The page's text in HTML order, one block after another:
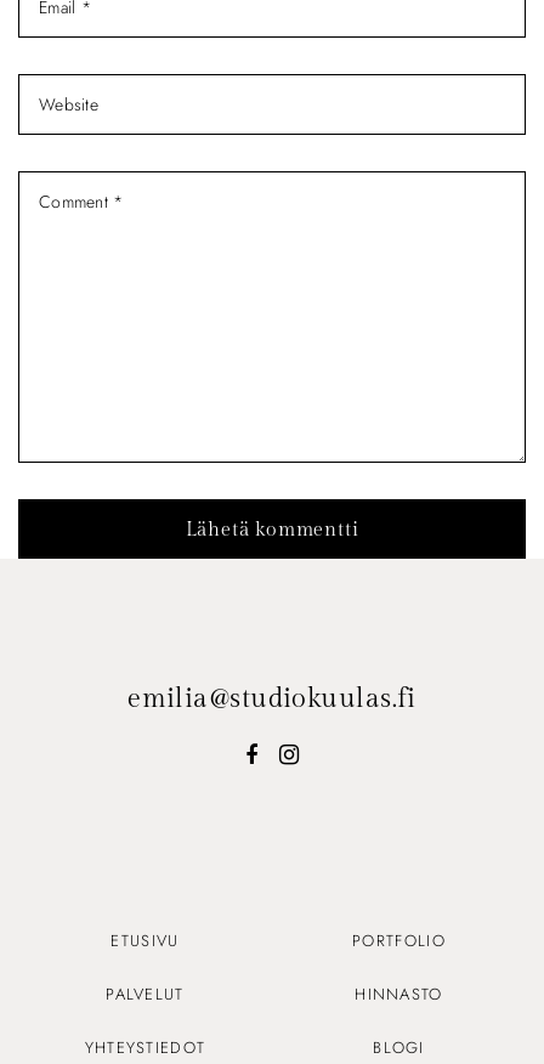
emilia@studiokuulas.fi
ETUSIVU PORTFOLIO
PALVELUT HINNASTO
YHTEYSTIEDOT BLOGI